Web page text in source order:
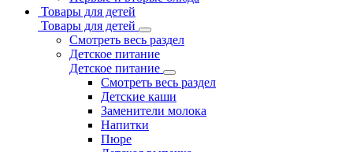
Товары для детей
Товары для детей
Смотреть весь раздел
Детское питание
Детское питание
Смотреть весь раздел
Детские каши
Заменители молока
Напитки
Пюре